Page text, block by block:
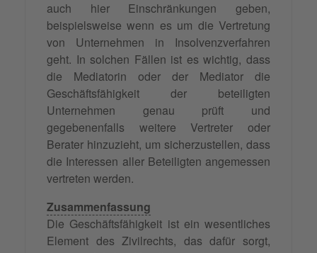
auch hier Einschränkungen geben,
beispielsweise wenn es um die Vertretung
von Unternehmen in Insolvenzverfahren
geht. In solchen Fällen ist es wichtig, dass
die Mediatorin oder der Mediator die
Geschäftsfähigkeit der beteiligten
Unternehmen genau prüft und
gegebenenfalls weitere Vertreter oder
Berater hinzuzieht, um sicherzustellen, dass
die Interessen aller Beteiligten angemessen
vertreten werden.
Zusammenfassung
Die Geschäftsfähigkeit ist ein wesentliches
Element des Zivilrechts, das dafür sorgt,